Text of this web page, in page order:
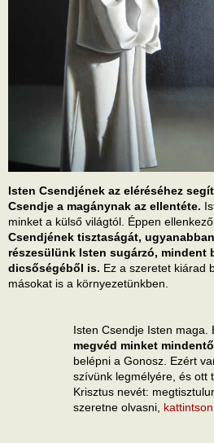
Isten Csendjének az eléréséhez
Csendje a magánynak az ellentéte.
minket a külső világtól. Éppen
Csendjének tisztaságát,
részesülünk Isten sugárzó, mindent
dicsőségéből is. Ez a szeretet kiárad
másokat is a környezetünkben.
Isten Csendje Isten maga.
megvéd minket
belépni a Gonosz. Ezért
szívünk legmélyére, és ott
Krisztus nevét:
szeretne olvasni,